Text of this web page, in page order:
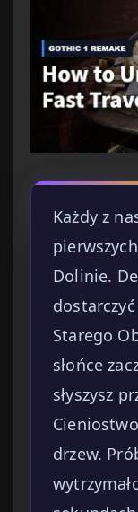
Każdy z
Dolinie.
Starego
słońce
słyszysz
drzew.